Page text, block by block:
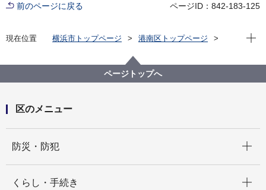
前のページに戻る ページID：842-183-125
現在位置 横浜市トップページ
港南区トップページ
予防接種
現在
ページトップへ
区のメニュー
防災・防犯
くらし・手続き